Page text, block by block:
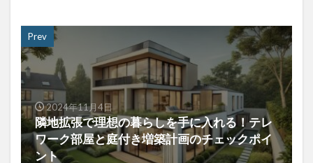
Prev
2024年11月4日
隣地拡張で理想の暮らしを手に入れる！テレ
ワーク部屋と庭付き増築計画のチェックポイ
ント